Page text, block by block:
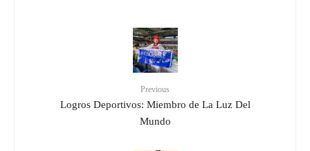
Previous
Logros Deportivos: Miembro de La Luz Del
Mundo